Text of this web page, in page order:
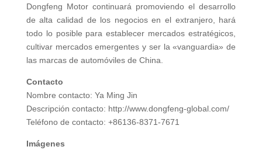
Dongfeng Motor continuará promoviendo el desarrollo
de alta calidad de los negocios en el extranjero, hará
todo lo posible para establecer mercados estratégicos,
cultivar mercados emergentes y ser la «vanguardia» de
las marcas de automóviles de China.
Contacto
Nombre contacto: Ya Ming Jin
Descripción contacto: http://www.dongfeng-global.com/
Teléfono de contacto: +86136-8371-7671
Imágenes